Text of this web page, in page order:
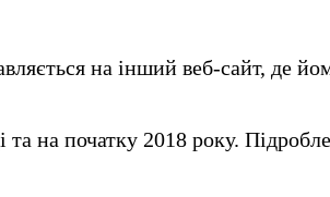
на інший веб-сайт, де
на початку 2018 року.